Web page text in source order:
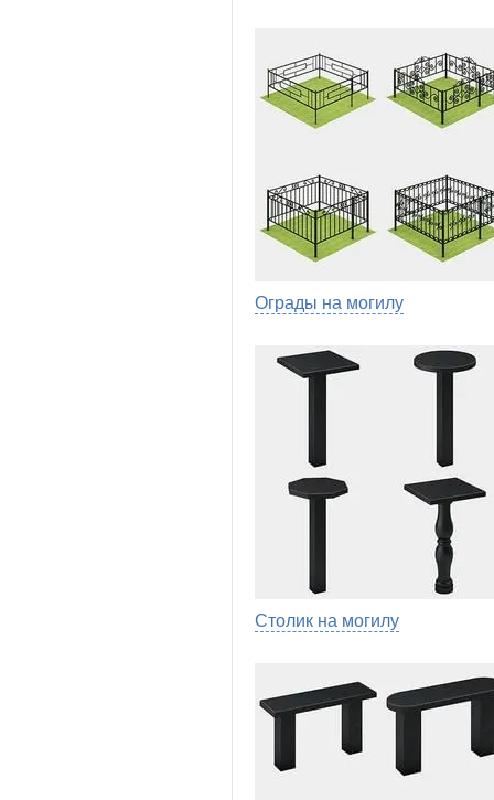
Ограды на могилу
Столик на могилу